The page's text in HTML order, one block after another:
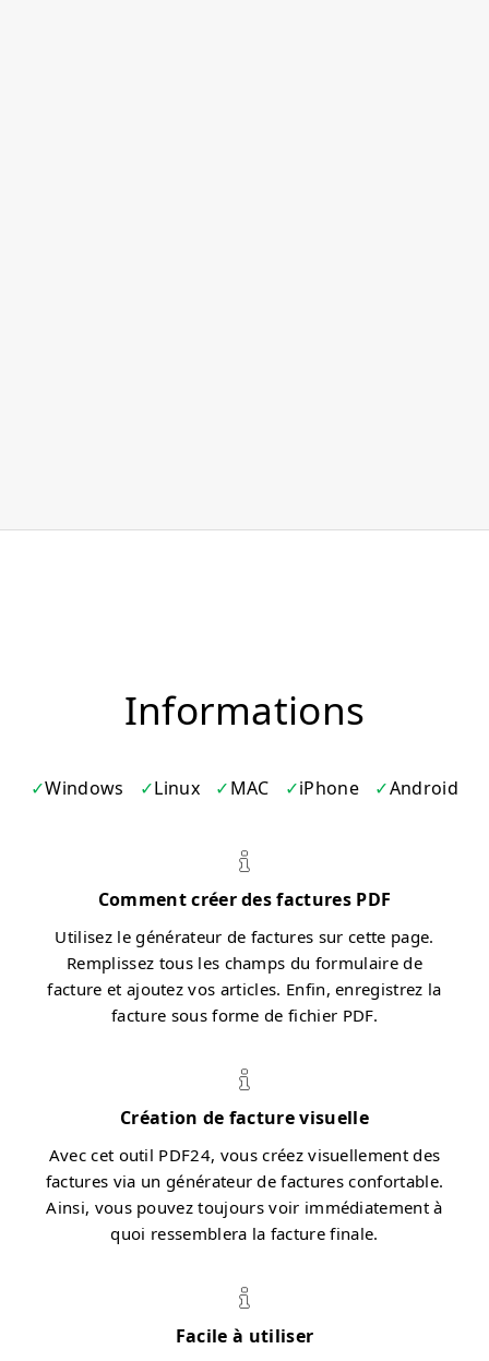
Informations
Windows Linux MAC iPhone Android
Comment créer des factures PDF
Utilisez le générateur de factures sur cette page.
Remplissez tous les champs du formulaire de
facture et ajoutez vos articles. Enfin, enregistrez la
facture sous forme de fichier PDF.
Création de facture visuelle
Avec cet outil PDF24, vous créez visuellement des
factures via un générateur de factures confortable.
Ainsi, vous pouvez toujours voir immédiatement à
quoi ressemblera la facture finale.
Facile à utiliser